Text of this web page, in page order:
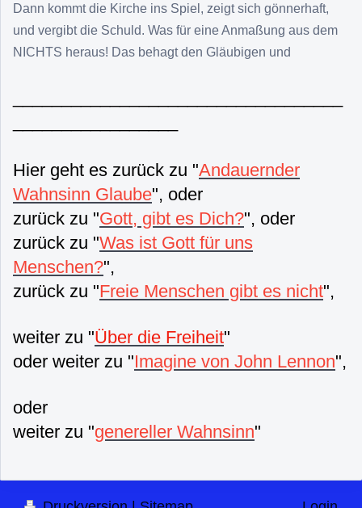
Dann kommt die Kirche ins Spiel, zeigt sich gönnerhaft,
und vergibt die Schuld. Was für eine Anmaßung aus dem
NICHTS heraus! Das behagt den Gläubigen und
Hier geht es zurück zu "Andauernder
Wahnsinn Glaube", oder
zurück zu "Gott, gibt es Dich?", oder
zurück zu "Was ist Gott für uns
Menschen?",
zurück zu "Freie Menschen gibt es nicht",
weiter zu "Über die Freiheit"
oder weiter zu "Imagine von John Lennon",
oder
weiter zu "genereller Wahnsinn"